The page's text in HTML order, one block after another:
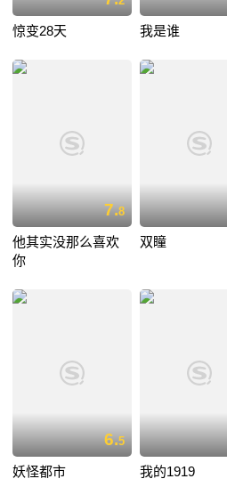
惊变28天 我是谁
7.8
他其实没那么喜欢
你
双瞳
6.5
妖怪都市 我的1919